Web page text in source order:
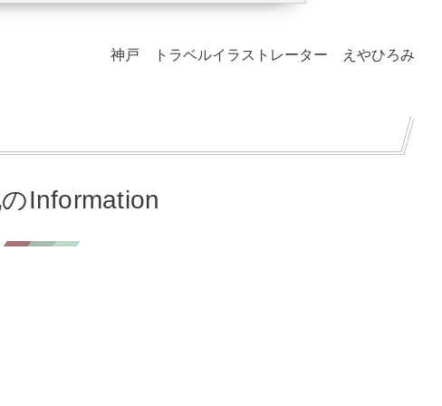
神戸 トラベルイラストレーター えやひろみ
Information